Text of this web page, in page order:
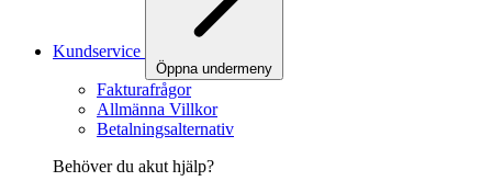
Kundservice
Öppna undermeny
Fakturafrågor
Allmänna Villkor
Betalningsalternativ
Behöver du akut hjälp?